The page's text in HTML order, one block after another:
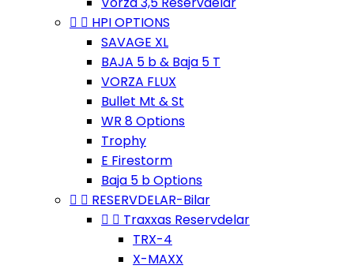
  HPI OPTIONS
SAVAGE XL
BAJA 5 b & Baja 5 T
VORZA FLUX
Bullet Mt & St
WR 8 Options
Trophy
E Firestorm
Baja 5 b Options
  RESERVDELAR-Bilar
  Traxxas Reservdelar
TRX-4
X-MAXX